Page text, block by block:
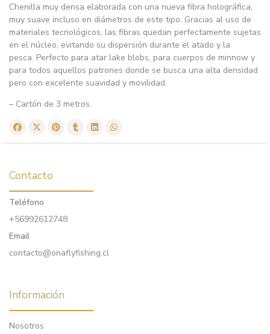
Chenilla muy densa elaborada con una nueva fibra holográfica,
muy suave incluso en diámetros de este tipo. Gracias al uso de
materiales tecnológicos, las fibras quedan perfectamente sujetas
en el núcleo, evitando su dispersión durante el atado y la
pesca. Perfecto para atar lake blobs, para cuerpos de minnow y
para todos aquellos patrones donde se busca una alta densidad
pero con excelente suavidad y movilidad.
– Cartón de 3 metros.
Contacto
Teléfono
+56992612748
Email
contacto@onaflyfishing.cl
Información
Nosotros